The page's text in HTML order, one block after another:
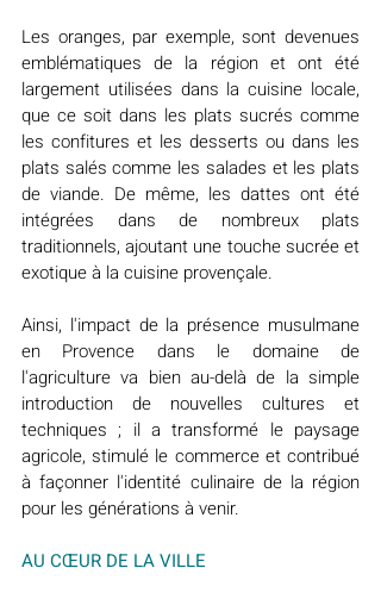
Les oranges, par exemple, sont devenues
emblématiques de la région et ont été
largement utilisées dans la cuisine locale,
que ce soit dans les plats sucrés comme
les confitures et les desserts ou dans les
plats salés comme les salades et les plats
de viande. De même, les dattes ont été
intégrées dans de nombreux plats
traditionnels, ajoutant une touche sucrée et
exotique à la cuisine provençale.
Ainsi, l'impact de la présence musulmane
en Provence dans le domaine de
l'agriculture va bien au-delà de la simple
introduction de nouvelles cultures et
techniques ; il a transformé le paysage
agricole, stimulé le commerce et contribué
à façonner l'identité culinaire de la région
pour les générations à venir.
AU CŒUR DE LA VILLE